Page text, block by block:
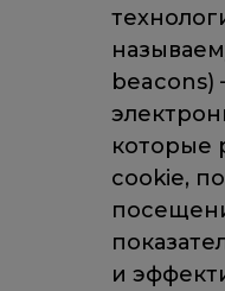
которые
cookie,
и